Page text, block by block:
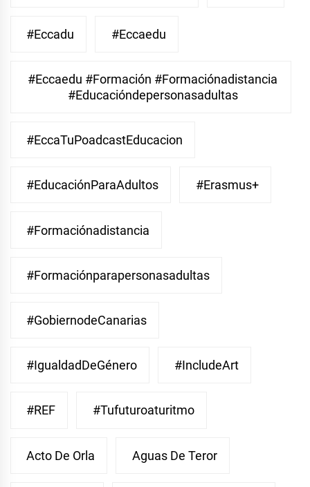
#eccadu #eccaedu
#eccaedu #formación #formaciónadistancia
#educacióndepersonasadultas
#EccaTuPoadcastEducacion
#EducaciónParaAdultos #Erasmus+
#Formaciónadistancia
#Formaciónparapersonasadultas
#GobiernodeCanarias
#IgualdadDeGénero #IncludeArt
#REF #Tufuturoaturitmo
Acto De Orla Aguas De Teror